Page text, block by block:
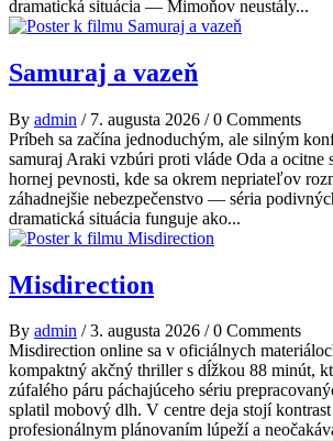
dramatická situácia — Mimoňov neustály...
Samuraj a vazeň
By admin / 7. augusta 2026 /0 Comments
Príbeh sa začína jednoduchým, ale silným
samuraj Araki vzbúri proti vláde Oda a ocitne
hornej pevnosti, kde sa okrem nepriateľov
záhadnejšie nebezpečenstvo — séria
dramatická situácia funguje ako...
Misdirection
By admin /3. augusta 2026 /0 Comments
Misdirection online sa v oficiálnych
kompaktný akčný thriller s dĺžkou 88 minút,
zúfalého páru páchajúceho sériu
splatil mobový dlh. V centre deja stojí
profesionálnym plánovaním lúpeží a